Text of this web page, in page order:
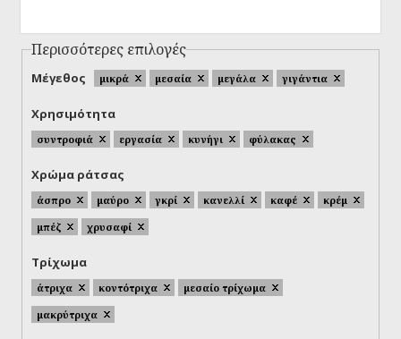
Περισσότερες επιλογές
Μέγεθος μικρά μεσαία μεγάλα γιγάντια
Χρησιμότητα
συντροφιά εργασία κυνήγι φύλακας
Χρώμα ράτσας
άσπρο μαύρο γκρί κανελλί καφέ
κρέμ
μπέζ
χρυσαφί
Τρίχωμα
άτριχα κοντότριχα
μεσαίο τρίχωμα
μακρύτριχα